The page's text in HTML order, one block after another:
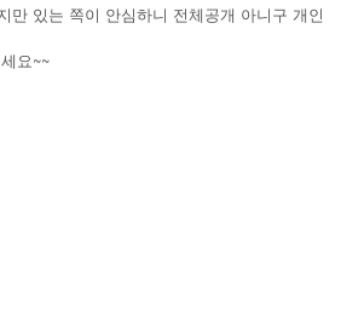
만 있는 쪽이 안심하니 전체공개 아니구 개인
요~~